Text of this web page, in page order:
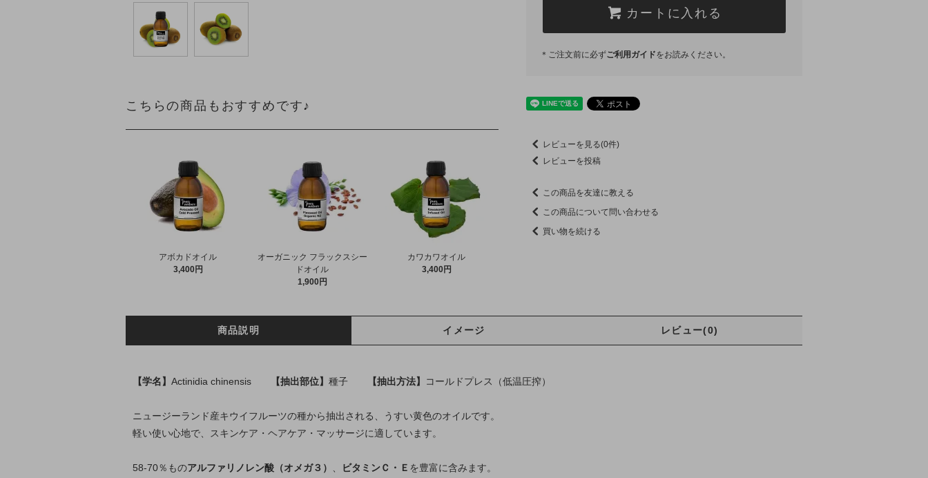
こちらの商品もおすすめです♪
アボカドオイル
3,400円
オーガニック フラックスシー
ドオイル
1,900円
カワカワオイル
3,400円
カートに入れる
＊ご注文前に必ずご利用ガイドをお読みください。
レビューを見る(0件)
レビューを投稿
この商品を友達に教える
この商品について問い合わせる
買い物を続ける
商品説明 イメージ レビュー(0)
【学名】 Actinidia chinensis 【抽出部位】 種子 【抽出方法】 コールドプレス（低温圧搾）
ニュージーランド産キウイフルーツの種から抽出される、うすい黄色のオイルです。
軽い使い心地で、スキンケア・ヘアケア・マッサージに適しています。
58-70％ものアルファリノレン酸（オメガ３） 、 ビタミンＣ・Ｅ を豊富に含みます。